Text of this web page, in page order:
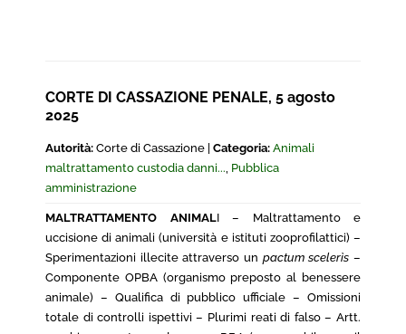
CORTE DI CASSAZIONE PENALE, 5 agosto
2025
Autorità: Corte di Cassazione | Categoria: Animali
maltrattamento custodia danni..., Pubblica
amministrazione
MALTRATTAMENTO ANIMALI – Maltrattamento e
uccisione di animali (università e istituti zooprofilattici) –
Sperimentazioni illecite attraverso un pactum scelerìs –
Componente OPBA (organismo preposto al benessere
animale) – Qualifica di pubblico ufficiale – Omissioni
totale di controlli ispettivi – Plurimi reati di falso – Artt.